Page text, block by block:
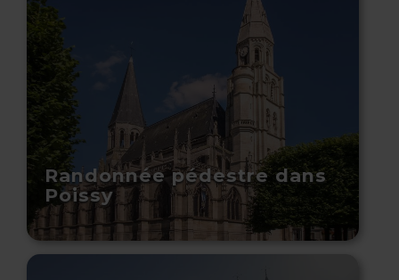
Randonnée pédestre dans
Poissy